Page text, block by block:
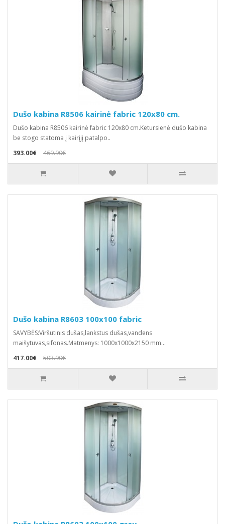
Dušo kabina R8506 kairinė fabric 120x80 cm.
Dušo kabina R8506 kairinė fabric 120x80 cm.Ketursienė dušo kabina
be stogo statoma į kairįjį patalpo..
393.00€
469.90€
Dušo kabina R8603 100x100 fabric
SAVYBĖS:Viršutinis dušas,lankstus dušas,vandens
maišytuvas,sifonas.Matmenys: 1000x1000x2150 mm...
417.00€
503.90€